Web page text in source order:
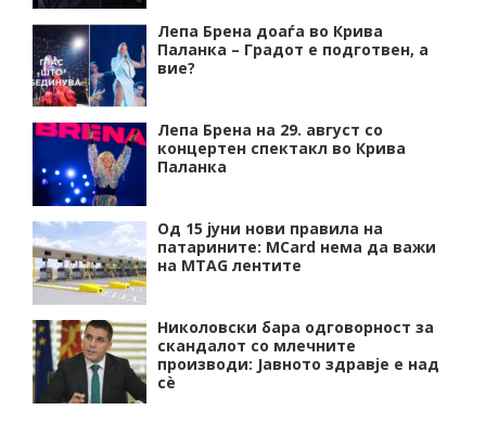
Лепа Брена доаѓа во Крива
Паланка – Градот е подготвен, а
вие?
Лепа Брена на 29. август со
концертен спектакл во Крива
Паланка
Од 15 јуни нови правила на
патарините: MCard нема да важи
на MTAG лентите
Николовски бара одговорност за
скандалот со млечните
производи: Јавното здравје е над
сѐ